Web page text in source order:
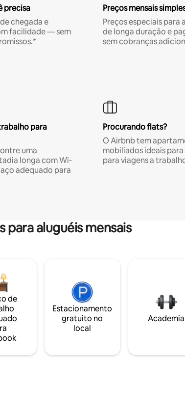
precisa
chegada e
facilidade — sem
Preços mensais
Preços especiais
de longa duração e
sem cobranças
para
uma
longa com Wi-
adequado para
Procurando flats?
O Airbnb tem
mobiliados ideais
para viagens a
aluguéis mensais
de
Estacionamento
gratuito no
local
Academia